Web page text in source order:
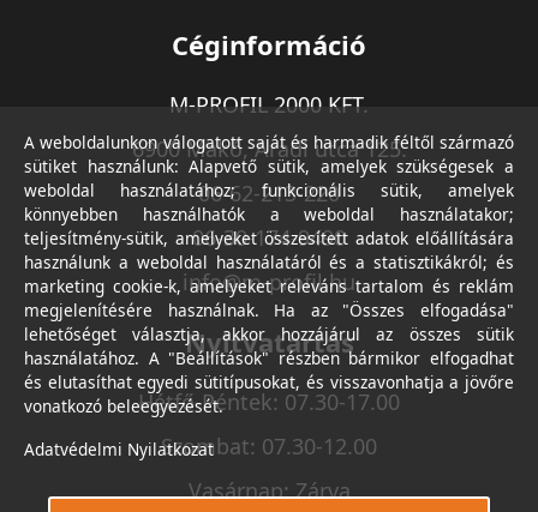
Céginformáció
M-PROFIL 2000 KFT.
6900 Makó, Aradi utca 125.
06-62-213-220
06-30-174-9490
info@m-profil.hu
Nyitvatartás
Hétfő-Péntek: 07.30-17.00
Szombat: 07.30-12.00
Vasárnap: Zárva
A weboldalunkon válogatott saját és harmadik féltől származó
sütiket használunk: Alapvető sütik, amelyek szükségesek a
weboldal használatához; funkcionális sütik, amelyek
könnyebben használhatók a weboldal használatakor;
teljesítmény-sütik, amelyeket összesített adatok előállítására
használunk a weboldal használatáról és a statisztikákról; és
marketing cookie-k, amelyeket releváns tartalom és reklám
megjelenítésére használnak. Ha az "Összes elfogadása"
lehetőséget választja, akkor hozzájárul az összes sütik
használatához. A "Beállítások" részben bármikor elfogadhat
és elutasíthat egyedi sütitípusokat, és visszavonhatja a jövőre
vonatkozó beleegyezését.
Adatvédelmi Nyilatkozat